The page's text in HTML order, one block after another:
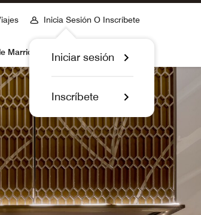
Inicia Sesión O Inscríbete
Iniciar sesión
Inscríbete
Marriott Bonvoy